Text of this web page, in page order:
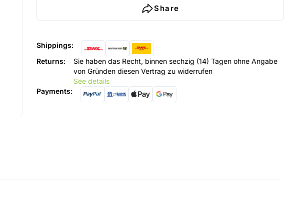
Share
Shippings:
Returns:
Sie haben das Recht, binnen sechzig (14) Tagen ohne Angabe
von Gründen diesen Vertrag zu widerrufen
See details
Payments: